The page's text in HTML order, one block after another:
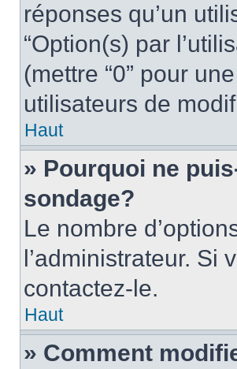
réponses qu’un
“Option(s) par
(mettre “0” pour
utilisateurs de
Haut
» Pourquoi ne
sondage?
Le nombre
l’administrateur. Si
contactez-le.
Haut
» Comment